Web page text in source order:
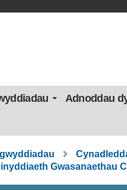
Adnoddau
Gwasanaethau